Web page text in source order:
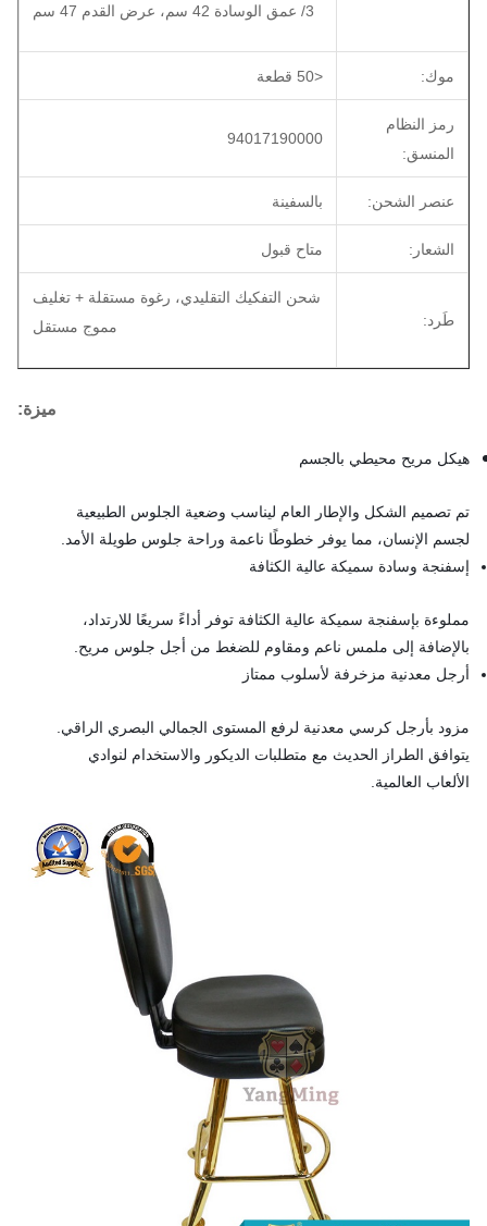
3/ عمق الوسادة 42 سم، عرض القدم 47 سم
موك: <50 قطعة
رمز النظام
المنسق:
94017190000
عنصر الشحن: بالسفينة
الشعار: متاح قبول
طَرد:
شحن التفكيك التقليدي، رغوة مستقلة + تغليف
مموج مستقل
ميزة:
هيكل مريح محيطي بالجسم
تم تصميم الشكل والإطار العام ليناسب وضعية الجلوس الطبيعية
لجسم الإنسان، مما يوفر خطوطًا ناعمة وراحة جلوس طويلة الأمد.
إسفنجة وسادة سميكة عالية الكثافة
مملوءة بإسفنجة سميكة عالية الكثافة توفر أداءً سريعًا للارتداد،
بالإضافة إلى ملمس ناعم ومقاوم للضغط من أجل جلوس مريح.
أرجل معدنية مزخرفة لأسلوب ممتاز
مزود بأرجل كرسي معدنية لرفع المستوى الجمالي البصري الراقي.
يتوافق الطراز الحديث مع متطلبات الديكور والاستخدام لنوادي
الألعاب العالمية.